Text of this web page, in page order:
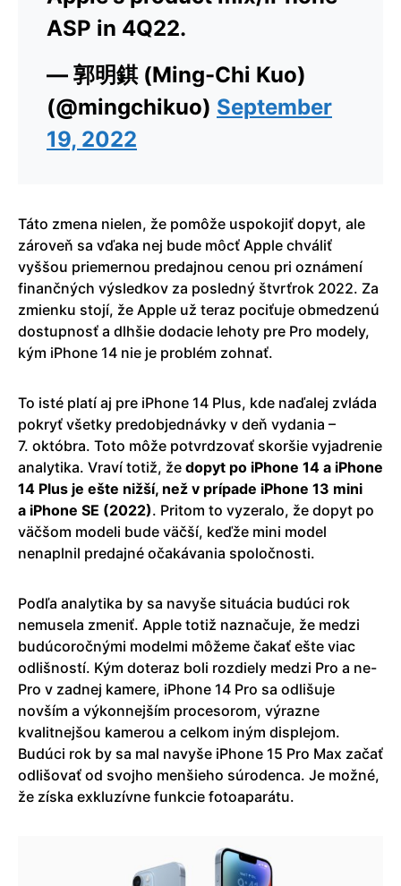
ASP in 4Q22.
— 郭明錤 (Ming-Chi Kuo)
(@mingchikuo) September
19, 2022
Táto zmena nielen, že pomôže uspokojiť dopyt, ale
zároveň sa vďaka nej bude môcť Apple chváliť
vyššou priemernou predajnou cenou pri oznámení
finančných výsledkov za posledný štvrťrok 2022. Za
zmienku stojí, že Apple už teraz pociťuje obmedzenú
dostupnosť a dlhšie dodacie lehoty pre Pro modely,
kým iPhone 14 nie je problém zohnať.
To isté platí aj pre iPhone 14 Plus, kde naďalej zvláda
pokryť všetky predobjednávky v deň vydania –
7. októbra. Toto môže potvrdzovať skoršie vyjadrenie
analytika. Vraví totiž, že dopyt po iPhone 14 a iPhone
14 Plus je ešte nižší, než v prípade iPhone 13 mini
a iPhone SE (2022). Pritom to vyzeralo, že dopyt po
väčšom modeli bude väčší, keďže mini model
nenaplnil predajné očakávania spoločnosti.
Podľa analytika by sa navyše situácia budúci rok
nemusela zmeniť. Apple totiž naznačuje, že medzi
budúcoročnými modelmi môžeme čakať ešte viac
odlišností. Kým doteraz boli rozdiely medzi Pro a ne-
Pro v zadnej kamere, iPhone 14 Pro sa odlišuje
novším a výkonnejším procesorom, výrazne
kvalitnejšou kamerou a celkom iným displejom.
Budúci rok by sa mal navyše iPhone 15 Pro Max začať
odlišovať od svojho menšieho súrodenca. Je možné,
že získa exkluzívne funkcie fotoaparátu.